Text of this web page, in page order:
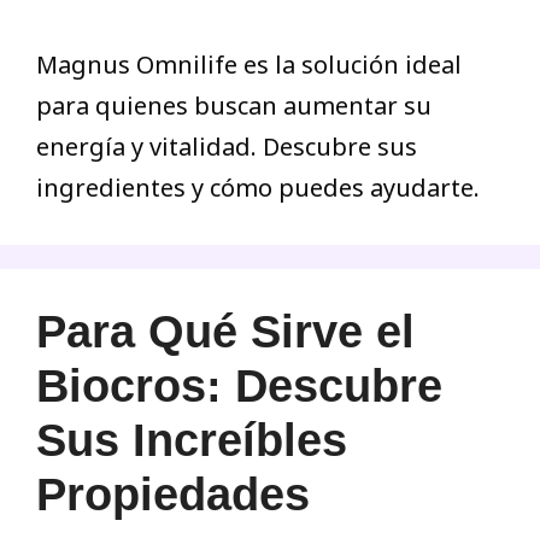
Magnus Omnilife es la solución ideal
para quienes buscan aumentar su
energía y vitalidad. Descubre sus
ingredientes y cómo puedes ayudarte.
Para Qué Sirve el
Biocros: Descubre
Sus Increíbles
Propiedades